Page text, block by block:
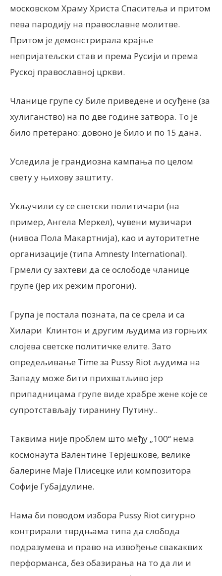
московском Храму Христа Спаситеља и притом
пева пародију на православне молитве.
Притом је демонстрирала крајње
непријатељски став и према Русији и према
Руској православној цркви.
Чланице групе су биле приведене и осуђене (за
хулиганство) на по две године затвора. То је
било претерано: довоно је било и по 15 дана.
Уследила је грандиозна кампања по целом
свету у њихову заштиту.
Укључили су се светски политичари (на
пример, Ангела Меркел), чувени музичари
(нивоа Пола Макартнија), као и ауторитетне
организације (типа Amnesty International).
Грмели су захтеви да се ослободе чланице
групе (јер их режим прогони).
Група је постала позната, па се срела и са
Хилари Клинтон и другим људима из горњих
слојева светске политичке елите. Зато
опредељивање Time за Pussy Riot људима на
Западу може бити прихватљиво јер
припадницама групе виде храбре жене које се
супротстављају тиранину Путину..
Таквима није проблем што међу „100“ нема
космонаута Валентине Терјешкове, велике
балерине Маје Плисецке или композитора
Софије Губајдулине.
Нама би поводом избора Pussy Riot сигурно
контрирали тврдњама типа да слобода
подразумева и право на извођење свакаквих
перформанса, без обазирања на то да ли и